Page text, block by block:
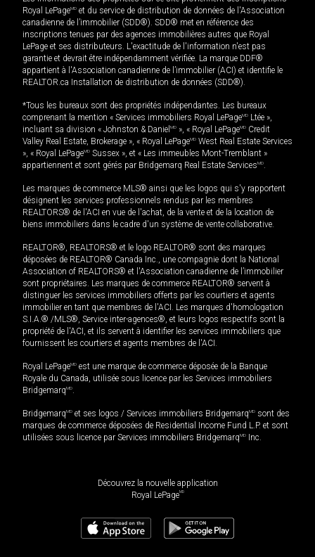
Royal LePageMD et du service de distribution de données de l'Association
canadienne de l’immobilier (SDD®). SDD® met en référence des
inscriptions tenues par des agences immobilières autres que Royal
LePage et ses distributeurs. L'exactitude de l'information n'est pas
garantie et devrait être indépendamment vérifiée. La marque DDF®
appartient à l'Association canadienne de l’immobilier (ACI) et identifie le
REALTOR.ca Installation de distribution de données (SDD®).
*Tous les bureaux sont des propriétés indépendantes. Les bureaux
comprenant la mention « Services immobiliers Royal LePageMD Ltée »,
incluant sa division « Johnston & Daniel MD », « Royal LePageMD Credit
Valley Real Estate, Brokerage », « Royal LePageMD West Real Estate Services
», « Royal LePageMD Sussex », et « Les immeubles Mont-Tremblant »
appartiennent et sont gérés par Bridgemarq Real Estate ServicesMD.
Les marques de commerce MLS® ainsi que les logos qui s'y rapportent
désignent les services professionnels rendus par les membres
REALTORS® de l'ACI en vue de l'achat, de la vente et de la location de
biens immobiliers dans le cadre d'un système de vente collaborative.
REALTOR®, REALTORS® et le logo REALTOR® sont des marques
déposées de REALTOR® Canada Inc., une compagnie dont la National
Association of REALTORS® et l'Association canadienne de l’immobilier
sont propriétaires. Les marques de commerce REALTOR® servent à
distinguer les services immobiliers offerts par les courtiers et agents
immobilier en tant que membres de l'ACI. Les marques d'homologation
S.I.A.® /MLS®, Service inter-agences®, et leurs logos respectifs sont la
propriété de l'ACI, et ils servent à identifier les services immobiliers que
fournissent les courtiers et agents membres de l'ACI.
Royal LePageMD est une marque de commerce déposée de la Banque
Royale du Canada, utilisée sous licence par les Services immobiliers
BridgemarqMD.
BridgemarqMD et ses logos / Services immobiliers BridgemarqMD sont des
marques de commerce déposées de Residential Income Fund L.P. et sont
utilisées sous licence par Services immobiliers BridgemarqMD Inc.
Découvrez la nouvelle application
Royal LePageMD